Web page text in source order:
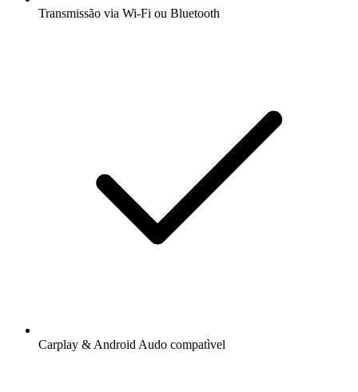
Transmissão via Wi-Fi ou Bluetooth
Carplay & Android Audo compatìvel